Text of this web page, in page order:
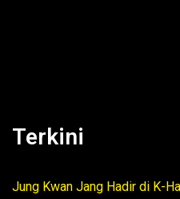
Terkini
Jung Kwan Jang Hadir di K-